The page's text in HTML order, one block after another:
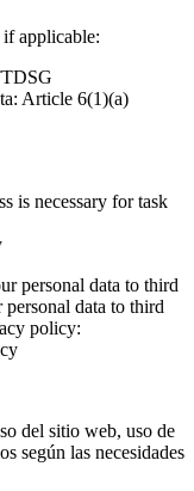
if applicable:
Article 6(1)(a)
is necessary for task
personal data to third
data to third
policy:
del sitio web, uso de
según las necesidades